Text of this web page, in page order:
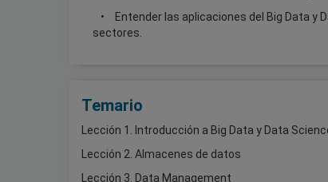
Entender las aplicaciones del Big Data
sectores.
Temario
Lección 1. Introducción a Big Data y Data
Lección 2. Almacenes de datos
Lección 3. Data Management